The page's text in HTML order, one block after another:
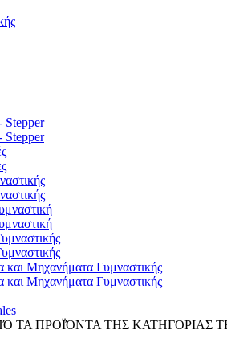
Stepper
Stepper
και Μηχανήματα Γυμναστικής
και Μηχανήματα Γυμναστικής
ΤΑ ΠΡΟΪΌΝΤΑ ΤΗΣ ΚΑΤΗΓΟΡΙΑΣ